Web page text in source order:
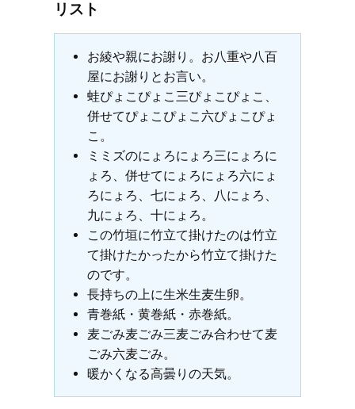
リスト
お綾や親にお謝り。お八重や八百
屋にお謝りとお言い。
蛙ぴょこぴょこ三ぴょこぴょこ、
併せてぴょこぴょこ六ぴょこぴょ
こ。
ミミズのにょろにょろ三にょろに
ょろ、併せてにょろにょろ六にょ
ろにょろ、七にょろ、八にょろ、
九にょろ、十にょろ。
この竹垣に竹立て掛けたのは竹立
て掛けたかったから竹立て掛けた
のです。
長持ちの上に生米生麦生卵。
青巻紙・黄巻紙・赤巻紙。
麦ごみ麦ごみ三麦ごみ合わせて麦
ごみ六麦ごみ。
暖かくなる高曇りの天気。